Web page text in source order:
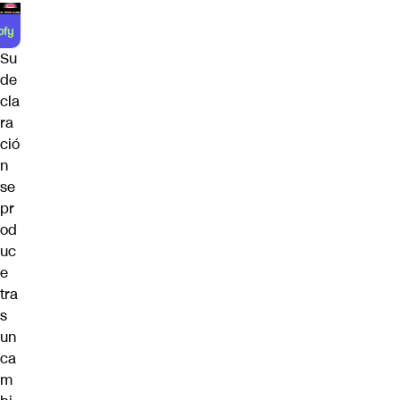
Su
de
cla
ra
ció
n
se
pr
od
uc
e
tra
s
un
ca
m